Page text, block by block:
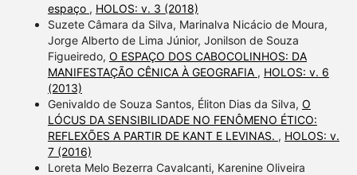
espaço , HOLOS: v. 3 (2018)
Suzete Câmara da Silva, Marinalva Nicácio de Moura,
Jorge Alberto de Lima Júnior, Jonilson de Souza
Figueiredo, O ESPAÇO DOS CABOCOLINHOS: DA
MANIFESTAÇÃO CÊNICA À GEOGRAFIA , HOLOS: v. 6
(2013)
Genivaldo de Souza Santos, Éliton Dias da Silva, O
LÓCUS DA SENSIBILIDADE NO FENÔMENO ÉTICO:
REFLEXÕES A PARTIR DE KANT E LEVINAS. , HOLOS: v.
7 (2016)
Loreta Melo Bezerra Cavalcanti, Karenine Oliveira